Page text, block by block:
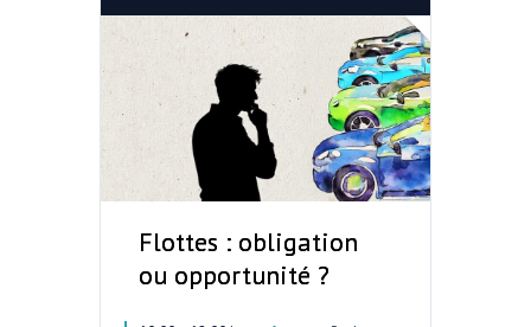
Flottes : obligation
ou opportunité ?